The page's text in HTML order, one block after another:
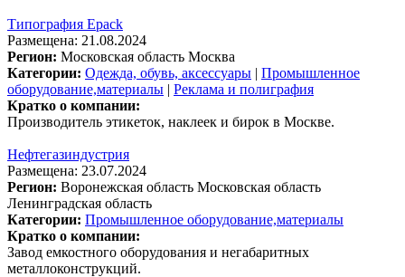
Типография Epack
Размещена: 21.08.2024
Регион: Московская область Москва
Категории: Одежда, обувь, аксессуары | Промышленное
оборудование,материалы | Реклама и полиграфия
Кратко о компании:
Производитель этикеток, наклеек и бирок в Москве.
Нефтегазиндустрия
Размещена: 23.07.2024
Регион: Воронежская область Московская область
Ленинградская область
Категории: Промышленное оборудование,материалы
Кратко о компании:
Завод емкостного оборудования и негабаритных
металлоконструкций.